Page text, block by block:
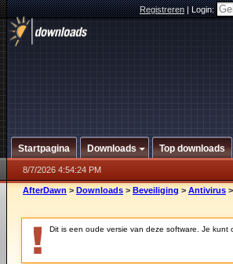
Registreren|Login:
Startpagina Downloads Top downloads
8/7/2026 4:54:24 PM
AfterDawn > Downloads > Beveiliging > Antivirus >
Dit is een oude versie van deze software. Je kunt